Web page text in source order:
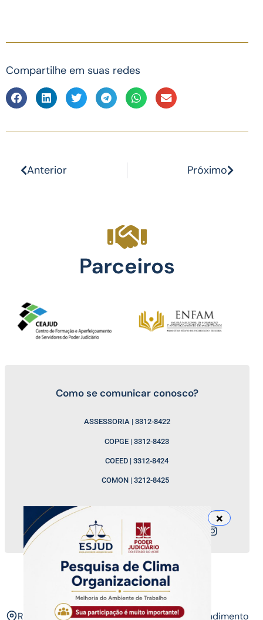
Compartilhe em suas redes
Anterior Próximo
Como se comunicar conosco?
ASSESSORIA | 3312-8422
COPGE | 3312-8423
COEED | 3312-8424
COMON | 3212-8425
Nossos canais
ESJUD
Rua Tribunal de Justiça, Horário de Atendimento